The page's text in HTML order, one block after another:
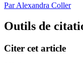
Par Alexandra Coller
Outils de
Citer cet article